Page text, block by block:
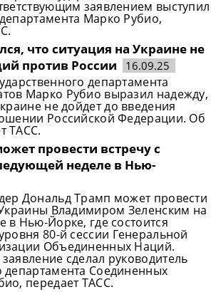
заявлением выступил
Марко Рубио,
что ситуация на Украине не
против России
16.09.25
департамента
Марко Рубио выразил надежду,
не дойдет до введения
Российской Федерации. Об
ТАСС.
провести встречу с
неделе в Нью-
Дональд Трамп может провести
Владимиром Зеленским на
в Нью-Йорке, где состоится
80-й сессии Генеральной
Объединенных Наций.
сделал руководитель
департамента Соединенных
передает ТАСС.